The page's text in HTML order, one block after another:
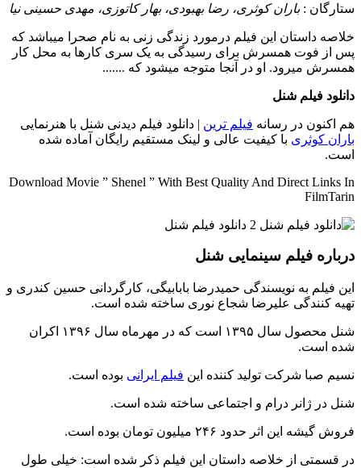
ستارگان :باران کوثری، رضا بهبودی، بهار کاتوزی، مهدی حسینی نیا
خلاصه داستان این فیلم درمورد زندگی زنی به نام صحرا میباشد که
پس از فوت همسرش برای رسیدگی به یک سری کارها به محل کار
همسرش میرود. او در آنجا متوجه میشود که .......
دانلود فیلم شنل
هم اکنون در رسانه فیلم ترین | دانلود فیلم دیدنی شنل با هنرنمایی
باران کوثری با کیفیت عالی و لینک مستقیم رایگان آماده شده
است.
Download Movie ” Shenel ” With Best Quality And Direct Links In
FilmTarin
درباره فیلم سینمایی شنل
این فیلم به نویسندگی حمیدرضا بابابیگی، کارگردانی حسین کندری و
تهیه کنندگی علیرضا شجاع نوری ساخته شده است.
شنل محصول سال ۱۳۹۵ است که در مهرماه سال ۱۳۹۶ اکران
شده است.
نسیم صبا شرکت تولید کننده این فیلم ایرانی بوده است.
شنل در ژانر درام و اجتماعی ساخته شده است.
فروش گیشه این اثر حدود ۲۴۶ میلیون تومان بوده است.
در قسمتی از خلاصه داستان این فیلم ذکر شده است: خیلی طول